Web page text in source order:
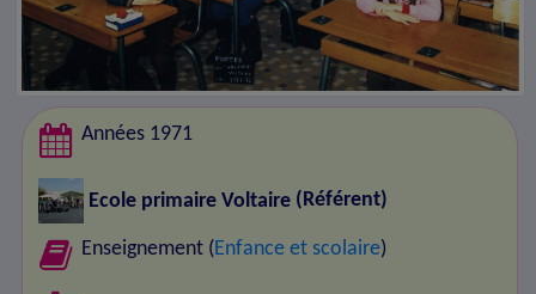
Années 1971
Ecole primaire Voltaire (Référent)
Enseignement (Enfance et scolaire)